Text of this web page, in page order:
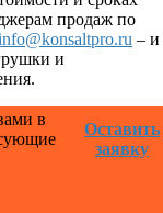
продаж по
– и
и
в
Оставить
заявку